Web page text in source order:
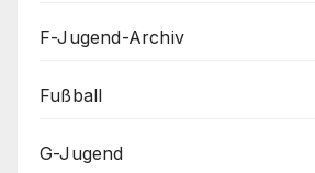
F-Jugend-Archiv
Fußball
G-Jugend